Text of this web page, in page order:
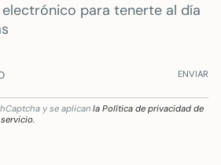
para tenerte al día
ENVIAR
y se aplican la Política de privacidad de